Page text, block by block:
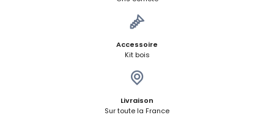
Accessoire
Kit bois
Livraison
Sur toute la France